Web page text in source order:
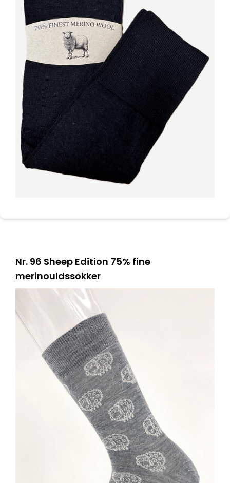
Nr. 96 Sheep Edition 75% fine
merinouldssokker